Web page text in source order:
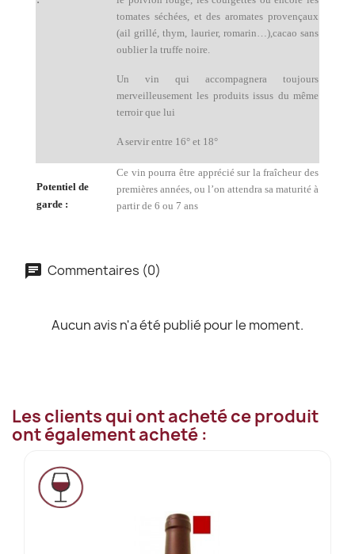
tomates séchées, et des aromates provençaux
(ail grillé, thym, laurier, romarin…),cacao sans
oublier la truffe noire.
Un vin qui accompagnera toujours
merveilleusement les produits issus du même
terroir que lui
A servir entre 16° et 18°
Potentiel de
garde :
Ce vin pourra être apprécié sur la fraîcheur des
premières années, ou l’on attendra sa maturité à
partir de 6 ou 7 ans
Commentaires (0)
Aucun avis n'a été publié pour le moment.
Les clients qui ont acheté ce produit
ont également acheté :